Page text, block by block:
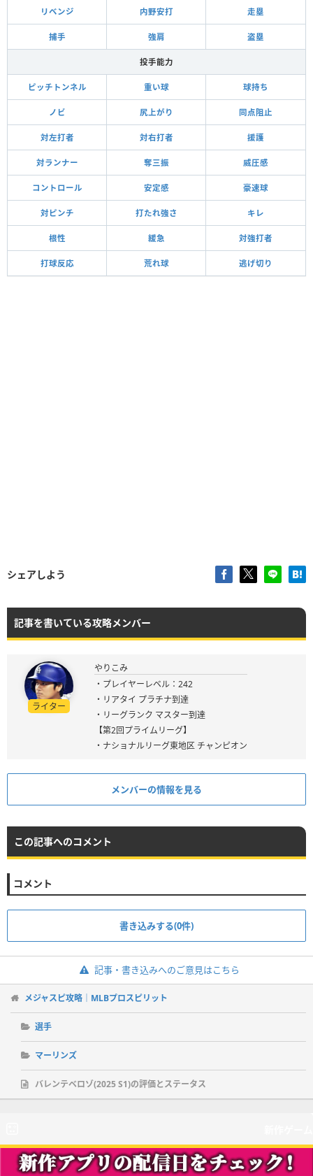
リベンジ 内野安打 走塁
捕手 強肩 盗塁
投手能力
ピッチトンネル 重い球 球持ち
ノビ 尻上がり 同点阻止
対左打者 対右打者 援護
対ランナー 奪三振 威圧感
コントロール 安定感 豪速球
対ピンチ 打たれ強さ キレ
根性 緩急 対強打者
打球反応 荒れ球 逃げ切り
シェアしよう
記事を書いている攻略メンバー
ライター
やりこみ
・プレイヤーレベル：242
・リアタイ プラチナ到達
・リーグランク マスター到達
【第2回プライムリーグ】
・ナショナルリーグ東地区 チャンピオン
メンバーの情報を見る
この記事へのコメント
コメント
書き込みする(0件)
記事・書き込みへのご意見はこちら
メジャスピ攻略｜MLBプロスピリット
選手
マーリンズ
バレンテベロゾ(2025 S1)の評価とステータス